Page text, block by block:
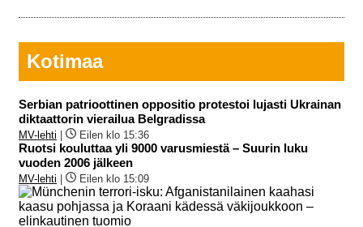
Kotimaa
Serbian patrioottinen oppositio protestoi lujasti Ukrainan
diktaattorin vierailua Belgradissa
MV-lehti | Eilen klo 15:36
Ruotsi kouluttaa yli 9000 varusmiestä – Suurin luku
vuoden 2006 jälkeen
MV-lehti | Eilen klo 15:09